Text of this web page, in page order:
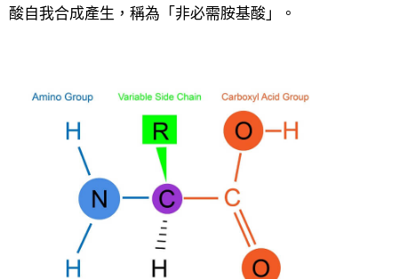
酸自我合成產生，稱為「非必需胺基酸」。